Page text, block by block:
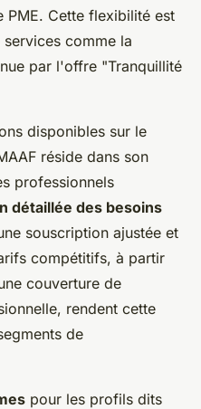
PME. Cette flexibilité est
comme la
par l'offre "Tranquillité
disponibles sur le
réside dans son
professionnels
détaillée des besoins
souscription ajustée et
compétitifs, à partir
couverture de
rendent cette
de
pour les profils dits